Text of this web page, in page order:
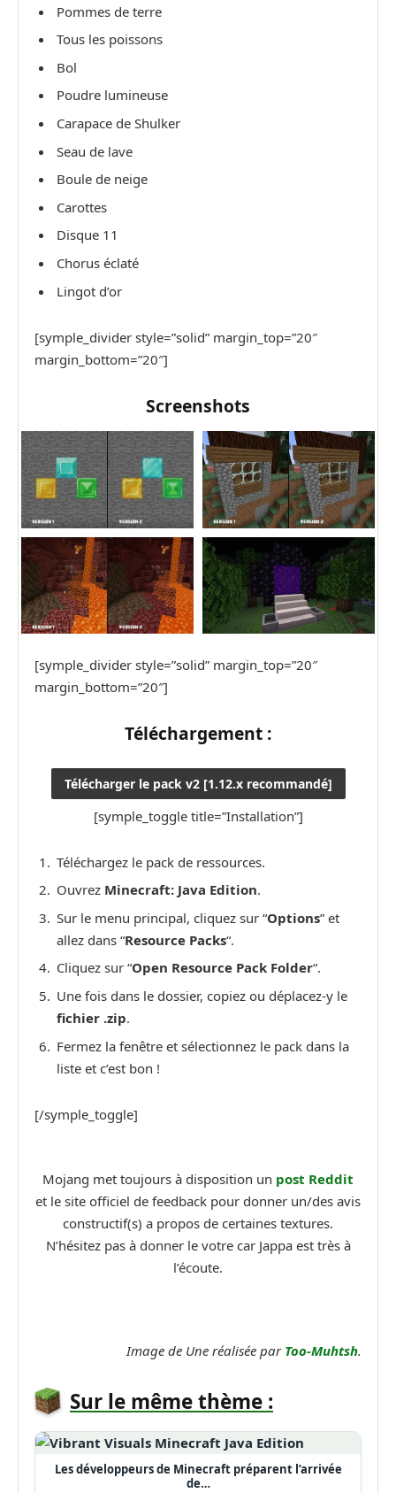
Pommes de terre
Tous les poissons
Bol
Poudre lumineuse
Carapace de Shulker
Seau de lave
Boule de neige
Carottes
Disque 11
Chorus éclaté
Lingot d’or
[symple_divider style=”solid” margin_top=”20″
margin_bottom=”20″]
Screenshots
[symple_divider style=”solid” margin_top=”20″
margin_bottom=”20″]
Téléchargement :
Télécharger le pack v2 [1.12.x recommandé]
[symple_toggle title=”Installation”]
Téléchargez le pack de ressources.
Ouvrez Minecraft: Java Edition.
Sur le menu principal, cliquez sur “Options” et
allez dans “Resource Packs“.
Cliquez sur “Open Resource Pack Folder“.
Une fois dans le dossier, copiez ou déplacez-y le
fichier .zip.
Fermez la fenêtre et sélectionnez le pack dans la
liste et c’est bon !
[/symple_toggle]
Mojang met toujours à disposition un post Reddit
et le site officiel de feedback pour donner un/des avis
constructif(s) a propos de certaines textures.
N’hésitez pas à donner le votre car Jappa est très à
l’écoute.
Image de Une réalisée par Too-Muhtsh.
Sur le même thème :
Les développeurs de Minecraft préparent l’arrivée
de…